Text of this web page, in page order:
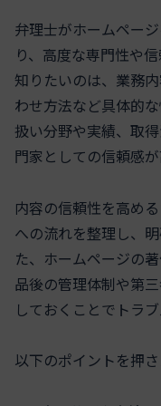
弁理士がホームペー
り、高度な専門性や
知りたいのは、業務
わせ方法など具体的
扱い分野や実績、取
門家としての信頼感が
内容の信頼性を高め
への流れを整理し、
た、ホームページの
品後の管理体制や第
しておくことでトラ
以下のポイントを押